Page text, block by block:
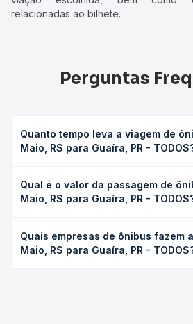
relacionadas ao bilhete.
Perguntas
Quanto tempo leva a viagem de
Maio, RS para Guaíra, PR -
TODOS leva em média 16h 45min,
conforme a viação, o tipo de serviço
duração exata de cada opção na
Qual é o valor da passagem de
Maio, RS para Guaíra, PR -
para Guaíra, PR - TODOS custa em
conforme a data da viagem, a
Quais empresas de ônibus fazem
Maio, RS para Guaíra, PR -